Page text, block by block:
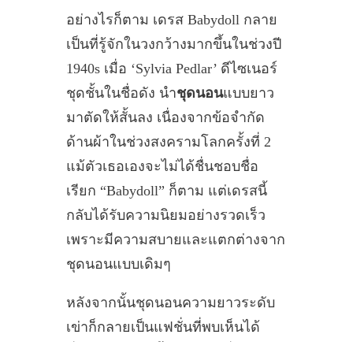
อย่างไรก็ตาม เดรส Babydoll กลาย
เป็นที่รู้จักในวงกว้างมากขึ้นในช่วงปี
1940s เมื่อ ‘Sylvia Pedlar’ ดีไซเนอร์
ชุดชั้นในชื่อดัง นำชุดนอนแบบยาว
มาตัดให้สั้นลง เนื่องจากข้อจำกัด
ด้านผ้าในช่วงสงครามโลกครั้งที่ 2
แม้ตัวเธอเองจะไม่ได้ชื่นชอบชื่อ
เรียก “Babydoll” ก็ตาม แต่เดรสนี้
กลับได้รับความนิยมอย่างรวดเร็ว
เพราะมีความสบายและแตกต่างจาก
ชุดนอนแบบเดิมๆ
หลังจากนั้นชุดนอนความยาวระดับ
เข่าก็กลายเป็นแฟชั่นที่พบเห็นได้